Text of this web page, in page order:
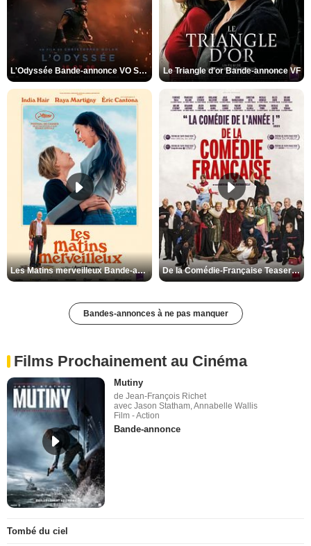
L'Odyssée Bande-annonce VO STFR Le Triangle d'or Bande-annonce VF
Les Matins merveilleux Bande-annonce VF De la Comédie-Française Teaser VF
Bandes-annonces à ne pas manquer
Films Prochainement au Cinéma
Mutiny
de Jean-François Richet
avec Jason Statham, Annabelle Wallis
Film - Action
Bande-annonce
Tombé du ciel